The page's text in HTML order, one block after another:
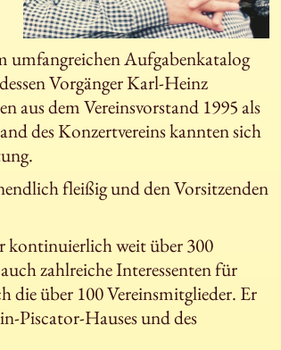
umfangreichen Aufgabenkatalog
Vorgänger Karl-Heinz
aus dem Vereinsvorstand 1995 als
des Konzertvereins kannten sich
fleißig und den Vorsitzenden
kontinuierlich weit über 300
zahlreiche Interessenten für
die über 100 Vereinsmitglieder. Er
Piscator-Hauses und des